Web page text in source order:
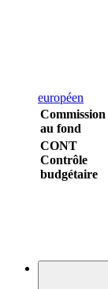
européen
Commission
au fond
CONT
Contrôle
budgétaire